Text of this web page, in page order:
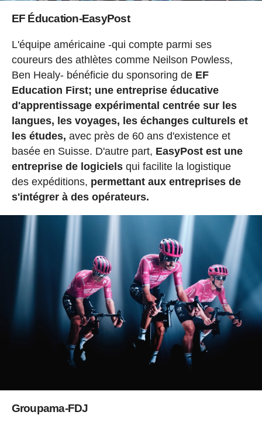
EF Éducation-EasyPost
L'équipe américaine -qui compte parmi ses
coureurs des athlètes comme Neilson Powless,
Ben Healy- bénéficie du sponsoring de EF
Education First; une entreprise éducative
d'apprentissage expérimental centrée sur les
langues, les voyages, les échanges culturels et
les études, avec près de 60 ans d'existence et
basée en Suisse. D'autre part, EasyPost est une
entreprise de logicielsqui facilite la logistique
des expéditions, permettant aux entreprises de
s'intégrer à des opérateurs.
Groupama-FDJ